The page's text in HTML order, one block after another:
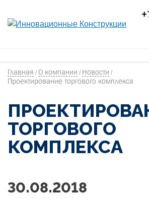
Главная / О компании / Новости /
Проектирование торгового комплекса
ТОРГОВОГО
КОМПЛЕКСА
30.08.2018